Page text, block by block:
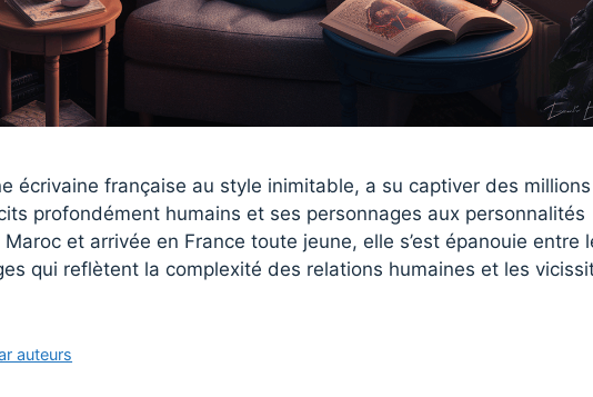
écrivaine française au style inimitable, a su captiver des
profondément humains et ses personnages aux personnalités
et arrivée en France toute jeune, elle s’est épanouie entre
qui reflètent la complexité des relations humaines et les
auteurs